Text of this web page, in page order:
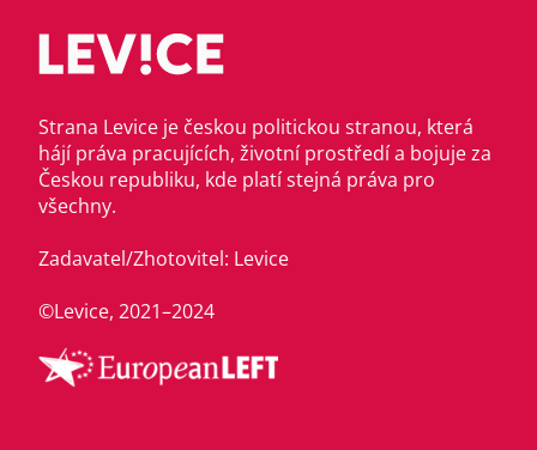
Strana Levice je českou politickou stranou, která
hájí práva pracujících, životní prostředí a bojuje za
Českou republiku, kde platí stejná práva pro
všechny.
Zadavatel/Zhotovitel: Levice
©Levice, 2021–2024